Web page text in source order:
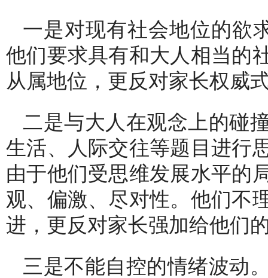
一是对现有社会地位的欲
他们要求具有和大人相当的
从属地位，更反对家长权威
二是与大人在观念上的碰
生活、人际交往等题目进行
由于他们受思维发展水平的
观、偏激、尽对性。他们不
进，更反对家长强加给他们
三是不能自控的情绪波动